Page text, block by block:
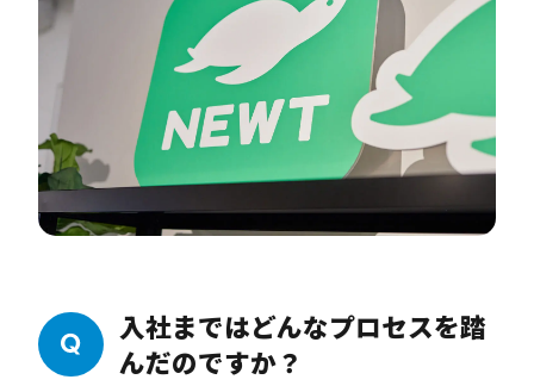
できることのレベルが高い！」と驚き、ぜひこ
こでエンジニアとして新たな挑戦をしたい！と
思ったんです。
てが揃っていたので、この先PMFを達成してグ
ロースできると感じたんです。また、この会社
で創業期を経験することは、私のキャリアにと
っても大変役に立つと思いました。
化すると打ち出しています。そういった革新的
なサービスの開発に携われることも、技術者と
入社まではどんなプロセスを踏
んだのですか？